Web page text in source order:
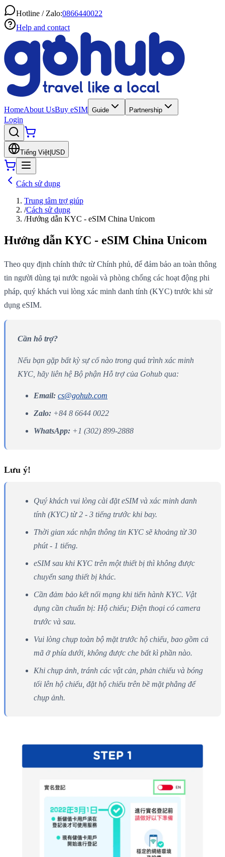
Hotline / Zalo:0866440022
Help and contact
HomeAbout UsBuy eSIM Guide Partnership
Login
Tiếng Việt USD
Cách sử dụng
Trung tâm trợ giúp
/Cách sử dụng
/Hướng dẫn KYC - eSIM China Unicom
Hướng dẫn KYC - eSIM China Unicom
Theo quy định chính thức từ Chính phủ, để đảm bảo an toàn thông
tin người dùng tại nước ngoài và phòng chống các hoạt động phi
pháp, quý khách vui lòng xác minh danh tính (KYC) trước khi sử
dụng eSIM.
Cần hỗ trợ?
Nếu bạn gặp bất kỳ sự cố nào trong quá trình xác minh
KYC, hãy liên hệ Bộ phận Hỗ trợ của Gohub qua:
Email: cs@gohub.com
Zalo: +84 8 6644 0022
WhatsApp: +1 (302) 899-2888
Lưu ý!
Quý khách vui lòng cài đặt eSIM và xác minh danh
tính (KYC) từ 2 - 3 tiếng trước khi bay.
Thời gian xác nhận thông tin KYC sẽ khoảng từ 30
phút - 1 tiếng.
eSIM sau khi KYC trên một thiết bị thì không được
chuyển sang thiết bị khác.
Cần đảm bảo kết nối mạng khi tiến hành KYC. Vật
dụng cần chuẩn bị: Hộ chiếu; Điện thoại có camera
trước và sau.
Vui lòng chụp toàn bộ mặt trước hộ chiếu, bao gồm cả
mã ở phía dưới, không được che bất kì phần nào.
Khi chụp ảnh, tránh các vật cản, phản chiếu và bóng
tối lên hộ chiếu, đặt hộ chiếu trên bề mặt phẳng để
chụp ảnh.